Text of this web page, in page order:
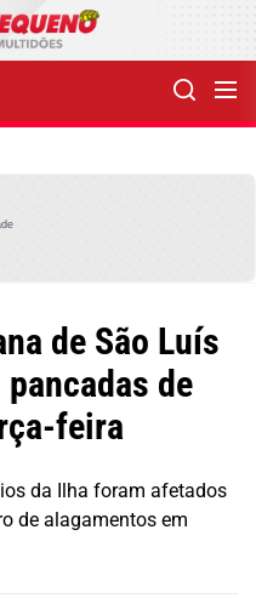
de São Luís
de
feira
da Ilha foram afetados
de alagamentos em